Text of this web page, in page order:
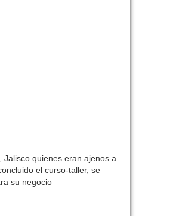
quienes eran ajenos a
el curso-taller, se
su negocio